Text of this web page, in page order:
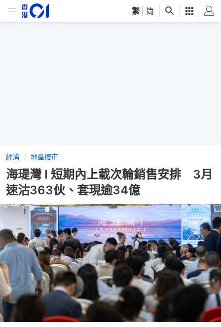
繁 简
經濟 地產樓市
海瑅灣 I 短期內上載次輪銷售安排 3月
速沽363伙、套現逾34億